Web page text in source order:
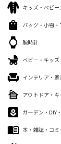
キッズ・ベビ
バッグ・小物
腕時計
ベビー・キッズ
インテリア・
アウトドア・
ガーデン・DIY
本・雑誌・コミ